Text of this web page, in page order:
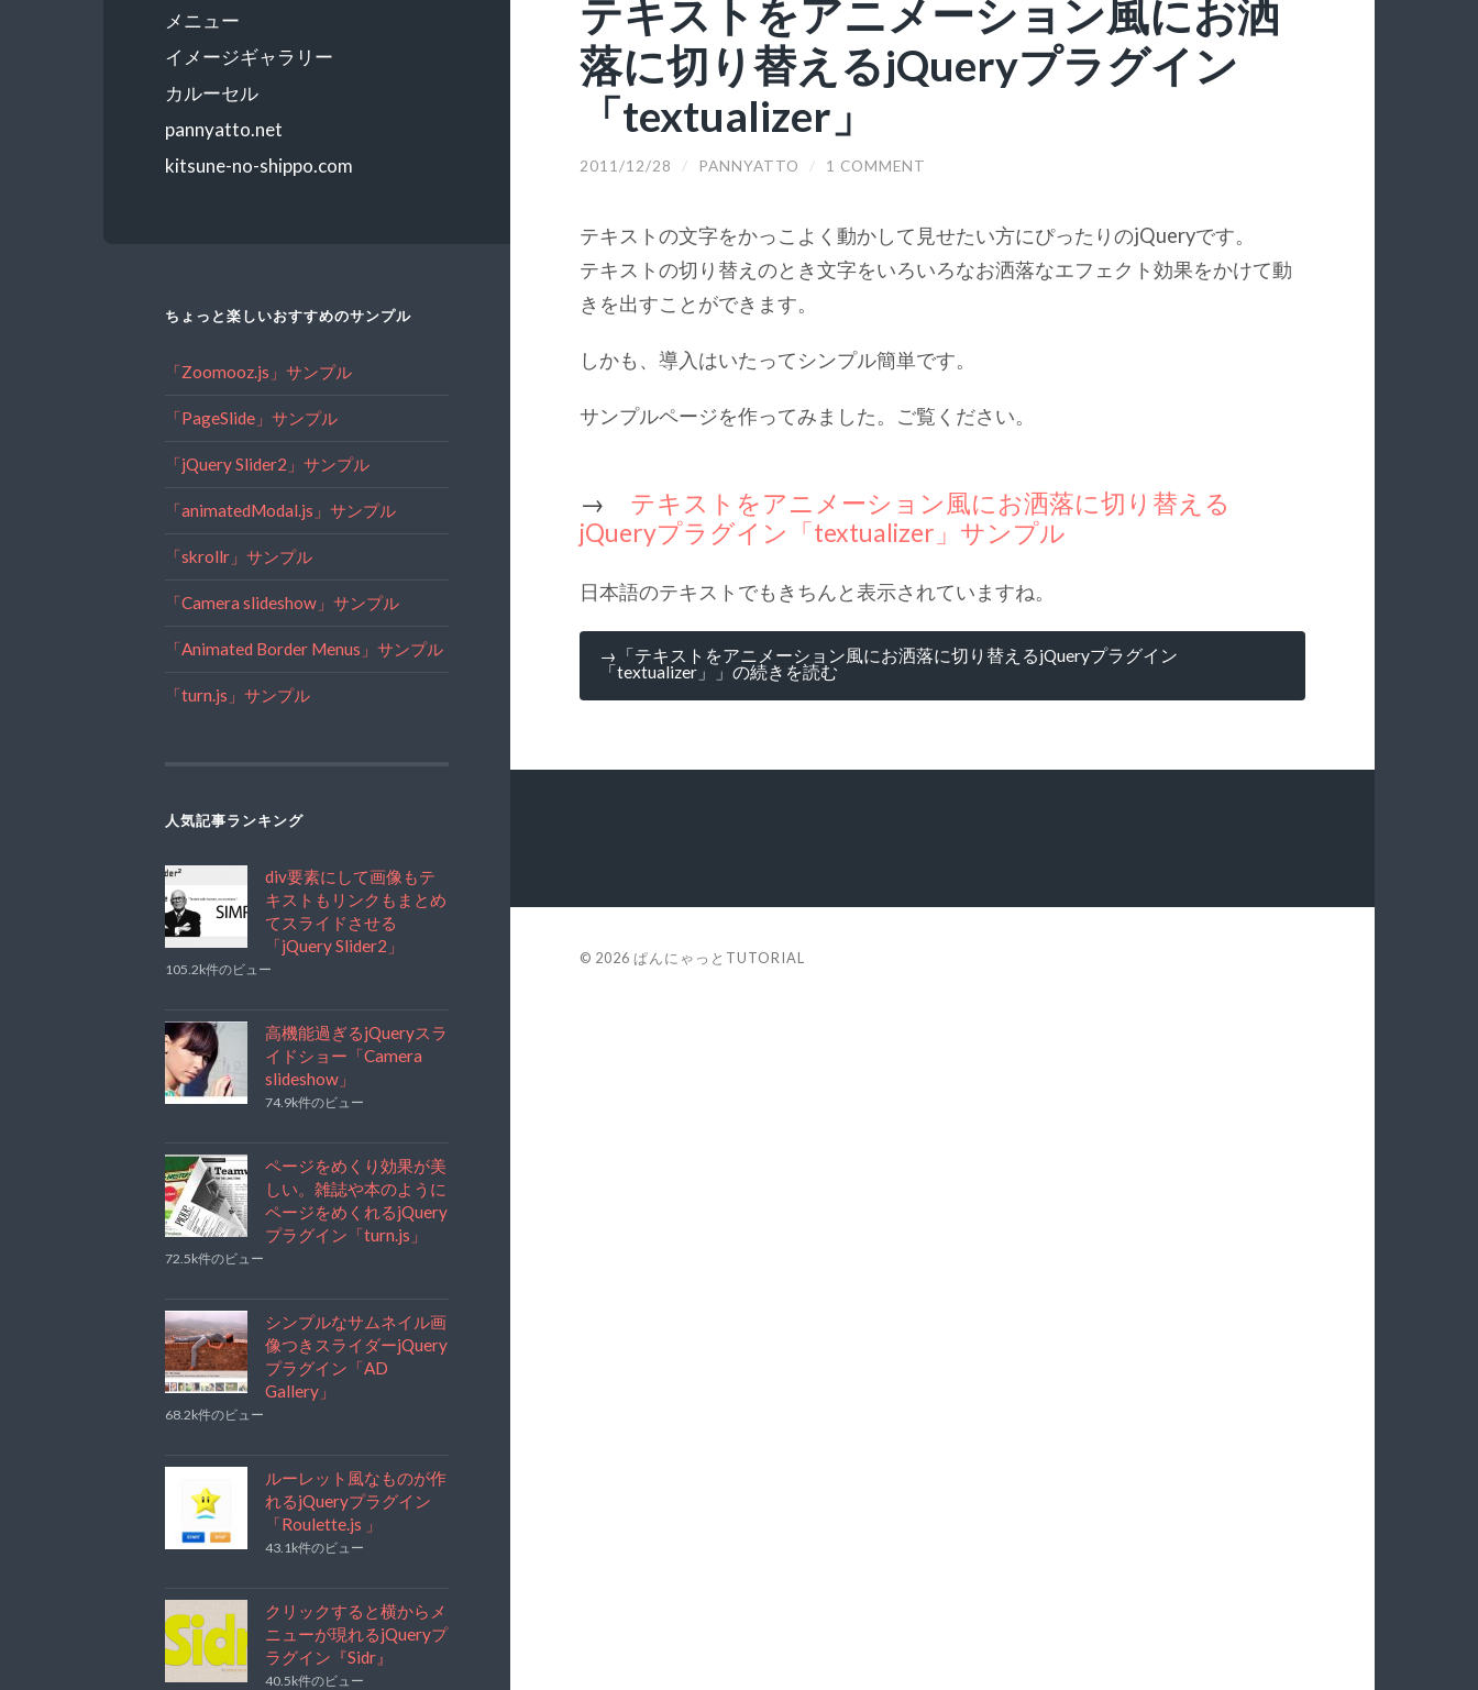
メニュー
イメージギャラリー
カルーセル
pannyatto.net
kitsune-no-shippo.com
ちょっと楽しいおすすめのサンプル
「Zoomooz.js」サンプル
「PageSlide」サンプル
「jQuery Slider2」サンプル
「animatedModal.js」サンプル
「skrollr」サンプル
「Camera slideshow」サンプル
「Animated Border Menus」サンプル
「turn.js」サンプル
人気記事ランキング
div要素にして画像もテ
キストもリンクもまとめ
てスライドさせる
「jQuery Slider2」
105.2k件のビュー
高機能過ぎるjQueryスラ
イドショー「Camera
slideshow」
74.9k件のビュー
ページをめくり効果が美
しい。雑誌や本のように
ページをめくれるjQuery
プラグイン「turn.js」
72.5k件のビュー
シンプルなサムネイル画
像つきスライダーjQuery
プラグイン「AD
Gallery」
68.2k件のビュー
ルーレット風なものが作
れるjQueryプラグイン
「Roulette.js 」
43.1k件のビュー
クリックすると横からメ
ニューが現れるjQueryプ
ラグイン『Sidr』
40.5k件のビュー
テキストをアニメーション風にお洒
落に切り替えるjQueryプラグイン
「textualizer」
2011/12/28 / PANNYATTO / 1 COMMENT
テキストの文字をかっこよく動かして見せたい方にぴったりのjQueryです。
テキストの切り替えのとき文字をいろいろなお洒落なエフェクト効果をかけて動
きを出すことができます。
しかも、導入はいたってシンプル簡単です。
サンプルページを作ってみました。ご覧ください。
→ テキストをアニメーション風にお洒落に切り替える
jQueryプラグイン「textualizer」サンプル
日本語のテキストでもきちんと表示されていますね。
→「テキストをアニメーション風にお洒落に切り替えるjQueryプラグイン
「textualizer」」の続きを読む
© 2026 ぱんにゃっとTUTORIAL